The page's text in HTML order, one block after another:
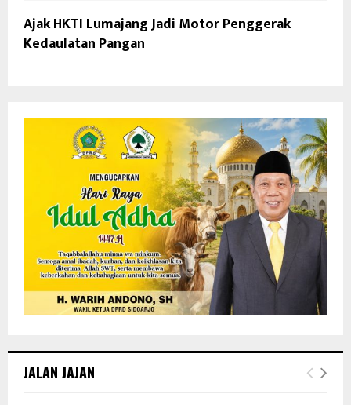
Ajak HKTI Lumajang Jadi Motor Penggerak
Kedaulatan Pangan
JALAN JAJAN